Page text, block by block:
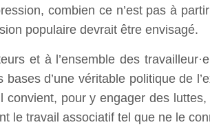
combien ce n’est pas à
populaire devrait être envisagé.
et à l’ensemble des
d’une véritable politique de
pour y engager des luttes,
le travail associatif tel que ne le